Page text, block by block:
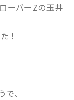
ーバーZの玉井
！
、